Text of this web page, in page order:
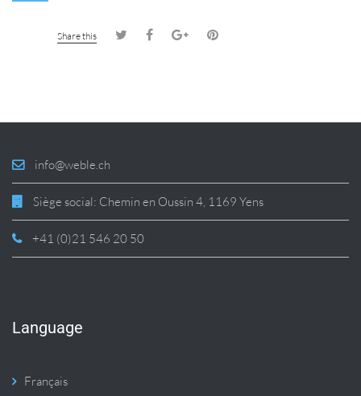
Share this
info@weble.ch
Siège social: Chemin en Oussin 4, 1169 Yens
+41 (0)21 546 20 50
Language
Français